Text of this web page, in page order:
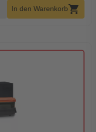
Menge
In den Warenkorbshopping_cart